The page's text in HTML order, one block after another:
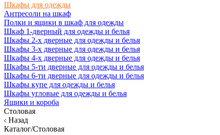
Шкафы для одежды
Антресоли на шкаф
Полки и ящики в шкаф для одежды
Шкаф 1-дверный для одежды и белья
Шкафы 2-х дверные для одежды и белья
Шкафы 3-х дверные для одежды и белья
Шкафы 4-х дверные для одежды и белья
Шкафы 5-ти дверные для одежды и белья
Шкафы 6-ти дверные для одежды и белья
Шкафы купе для одежды и белья
Шкафы угловые для одежды и белья
Ящики и короба
Столовая
Назад
Каталог/Столовая